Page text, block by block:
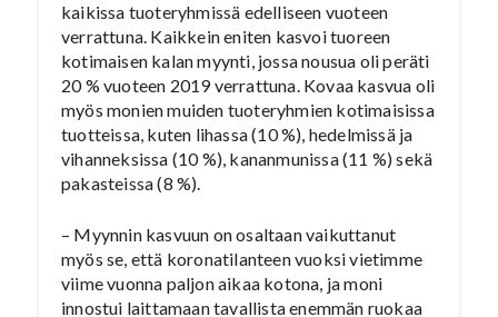
kaikissa tuoteryhmissä edelliseen vuoteen
verrattuna. Kaikkein eniten kasvoi tuoreen
kotimaisen kalan myynti, jossa nousua oli peräti
20 % vuoteen 2019 verrattuna. Kovaa kasvua oli
myös monien muiden tuoteryhmien kotimaisissa
tuotteissa, kuten lihassa (10 %), hedelmissä ja
vihanneksissa (10 %), kananmunissa (11 %) sekä
pakasteissa (8 %).
– Myynnin kasvuun on osaltaan vaikuttanut
myös se, että koronatilanteen vuoksi vietimme
viime vuonna paljon aikaa kotona, ja moni
innostui laittamaan tavallista enemmän ruokaa